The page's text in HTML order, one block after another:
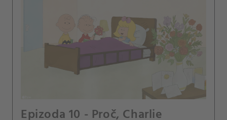
Epizoda 10 - Proč, Charlie